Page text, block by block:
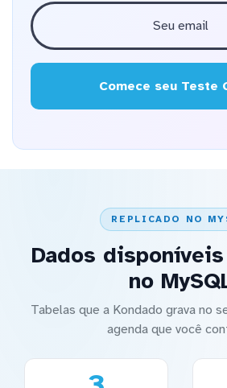
Comece seu Teste
REPLICADO NO
Dados
no
Tabelas que a Kondado grava no
agenda que você